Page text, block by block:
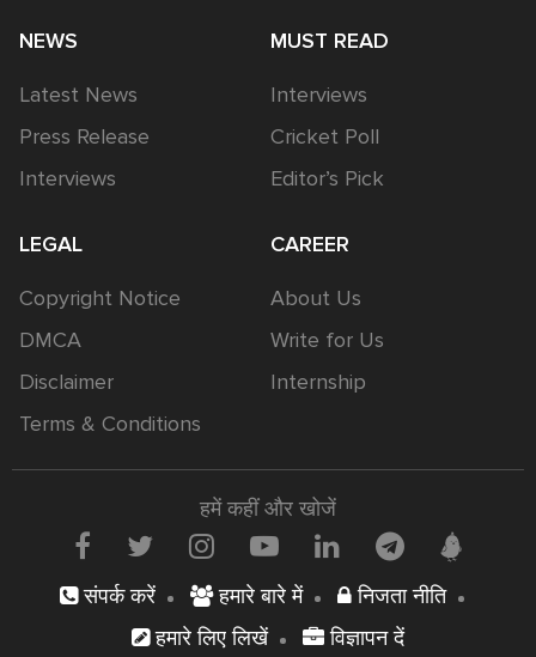
NEWS
Latest News
Press Release
Interviews
MUST READ
Interviews
Cricket Poll
Editor’s Pick
LEGAL
Copyright Notice
DMCA
Disclaimer
Terms & Conditions
CAREER
About Us
Write for Us
Internship
हमें कहीं और खोजें
संपर्क करें हमारे बारे में
निजता नीति
हमारे लिए लिखें
विज्ञापन दें